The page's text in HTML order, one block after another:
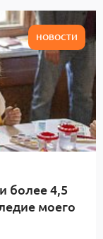
НОВОСТИ
более 4,5
моего